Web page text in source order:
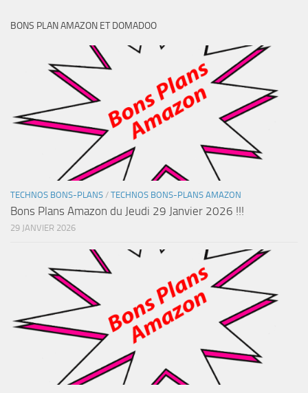
BONS PLAN AMAZON ET DOMADOO
TECHNOS BONS-PLANS / TECHNOS BONS-PLANS AMAZON
Bons Plans Amazon du Jeudi 29 Janvier 2026 !!!
29 JANVIER 2026